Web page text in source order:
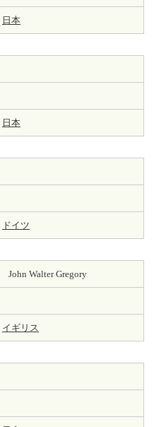
日本
日本
ドイツ
John Walter Gregory
イギリス